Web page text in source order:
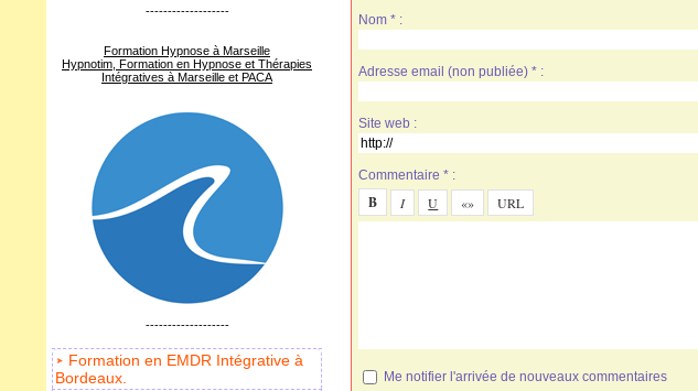
-------------------
Formation Hypnose à Marseille
Hypnotim, Formation en Hypnose et Thérapies
Intégratives à Marseille et PACA
-------------------
Formation en EMDR Intégrative à
Bordeaux.
Nom * :
Adresse email (non publiée) * :
Site web :
Commentaire * :
Me notifier l'arrivée de nouveaux commentaires